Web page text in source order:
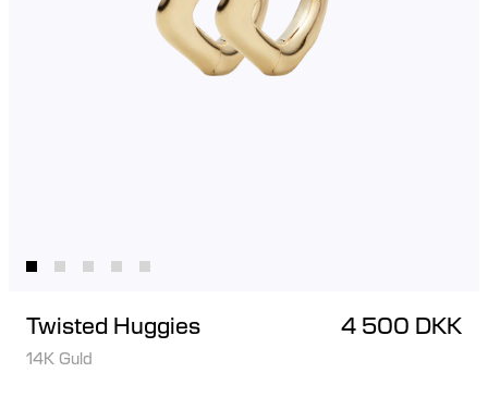
Twisted Huggies 4 500 DKK
14K Guld